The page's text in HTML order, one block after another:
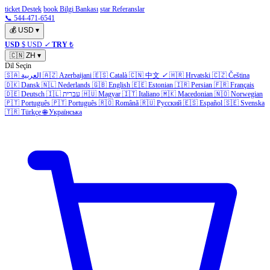
ticket Destek book Bilgi Bankası star Referanslar
📞 544-471-6541
💰 USD ▾
USD $ USD ✓ TRY ₺
🇨🇳 ZH ▾
Dil Seçin
🇸🇦 العربية 🇦🇿 Azerbaijani 🇪🇸 Català 🇨🇳 中文 ✓ 🇭🇷 Hrvatski 🇨🇿 Čeština
🇩🇰 Dansk 🇳🇱 Nederlands 🇬🇧 English 🇪🇪 Estonian 🇮🇷 Persian 🇫🇷 Français
🇩🇪 Deutsch 🇮🇱 עברית 🇭🇺 Magyar 🇮🇹 Italiano 🇲🇰 Macedonian 🇳🇴 Norwegian
🇵🇹 Português 🇵🇹 Português 🇷🇴 Română 🇷🇺 Русский 🇪🇸 Español 🇸🇪 Svenska
🇹🇷 Türkçe 🌐 Українська